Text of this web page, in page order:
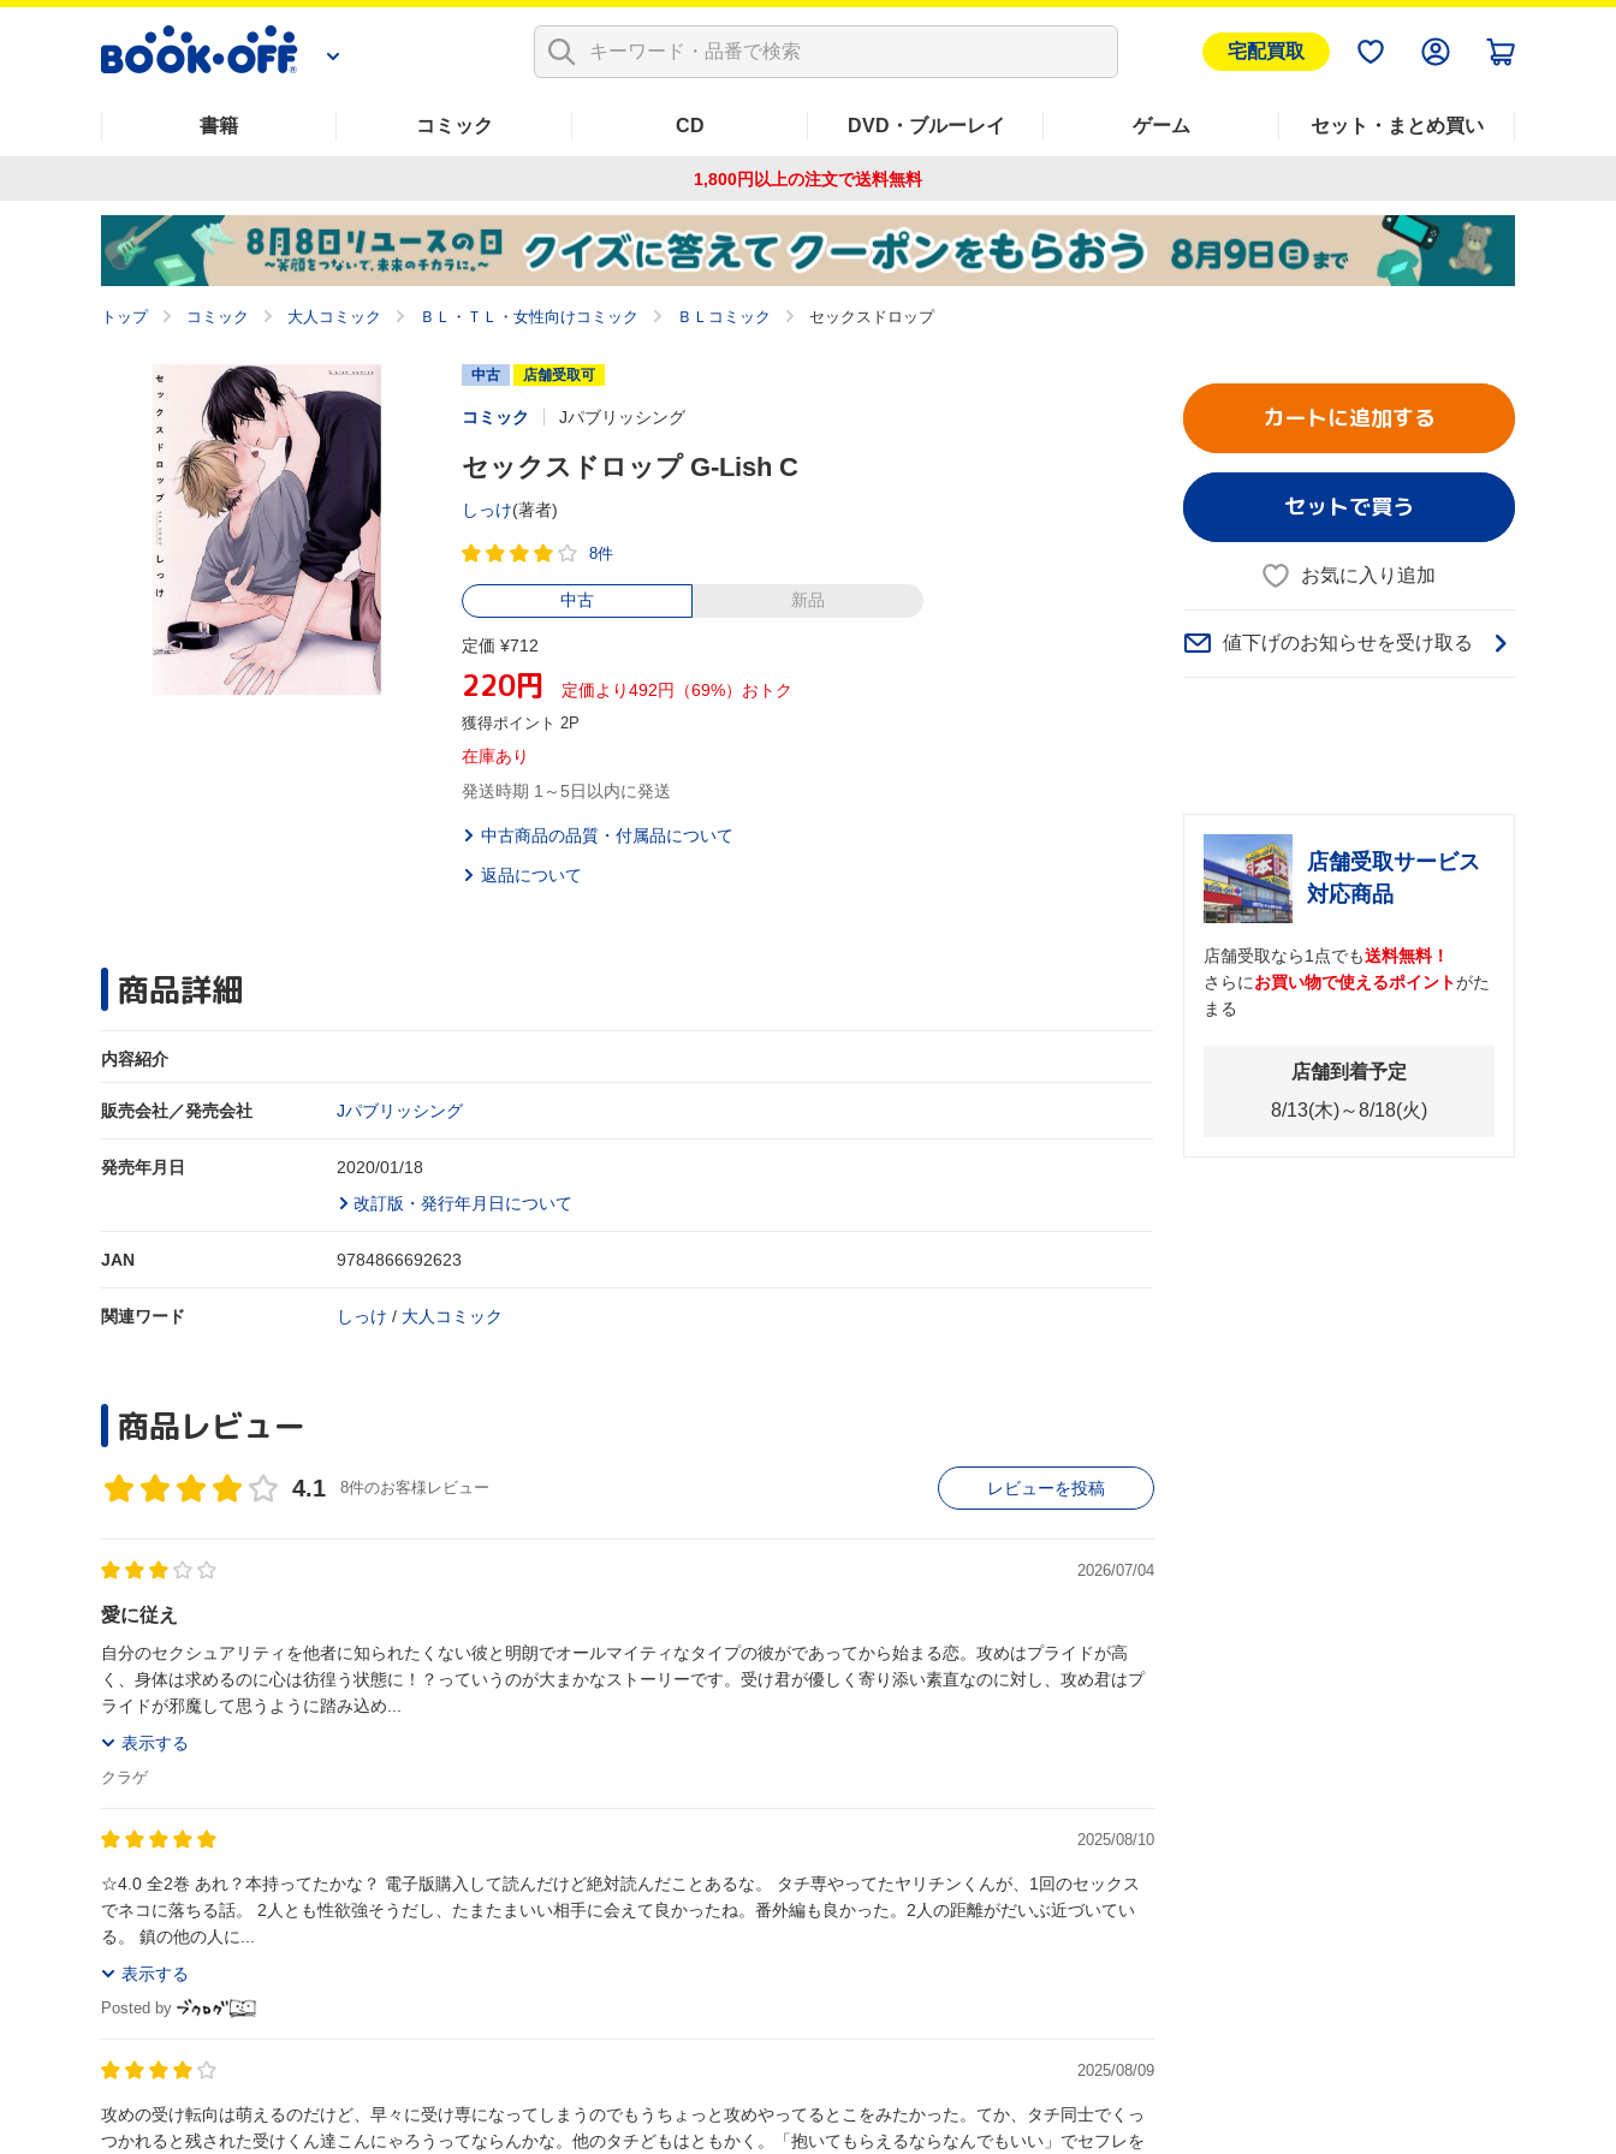
宅配買取
書籍 コミック CD DVD・ブルーレイ ゲーム セット・まとめ買い
1,800円以上の注文で送料無料
トップ コミック 大人コミック ＢＬ・ＴＬ・女性向けコミック ＢＬコミック セックスドロップ
中古 店舗受取可
コミック Jパブリッシング
セックスドロップ G-Lish C
しっけ(著者)
8件
中古 新品
定価 ¥712
220円 定価より492円（69%）おトク
獲得ポイント 2P
在庫あり
発送時期 1～5日以内に発送
中古商品の品質・付属品について
返品について
商品詳細
内容紹介
販売会社／発売会社 Jパブリッシング
発売年月日
2020/01/18
改訂版・発行年月日について
JAN 9784866692623
関連ワード しっけ / 大人コミック
カートに追加する
セットで買う
お気に入り追加
値下げのお知らせを受け取る
店舗受取サービス
対応商品
店舗受取なら1点でも送料無料！
さらにお買い物で使えるポイントがた
まる
店舗到着予定
8/13(木)～8/18(火)
商品レビュー
4.1 8件のお客様レビュー レビューを投稿
2026/07/04
愛に従え
自分のセクシュアリティを他者に知られたくない彼と明朗でオールマイティなタイプの彼がであってから始まる恋。攻めはプライドが高
く、身体は求めるのに心は彷徨う状態に！？っていうのが大まかなストーリーです。受け君が優しく寄り添い素直なのに対し、攻め君はプ
ライドが邪魔して思うように踏み込め...
表示する
クラゲ
2025/08/10
☆4.0 全2巻 あれ？本持ってたかな？ 電子版購入して読んだけど絶対読んだことあるな。 タチ専やってたヤリチンくんが、1回のセックス
でネコに落ちる話。 2人とも性欲強そうだし、たまたまいい相手に会えて良かったね。番外編も良かった。2人の距離がだいぶ近づいてい
る。 鎮の他の人に...
表示する
Posted by
2025/08/09
攻めの受け転向は萌えるのだけど、早々に受け専になってしまうのでもうちょっと攻めやってるとこをみたかった。てか、タチ同士でくっ
つかれると残された受けくん達こんにゃろうってならんかな。他のタチどもはともかく。「抱いてもらえるならなんでもいい」でセフレを